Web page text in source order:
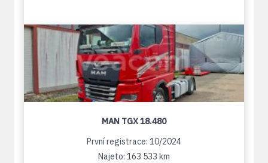
MAN TGX 18.480
První registrace: 10/2024
Najeto: 163 533 km